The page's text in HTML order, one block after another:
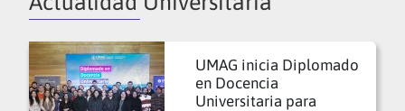
UMAG inicia Diplomado
en Docencia
Universitaria para